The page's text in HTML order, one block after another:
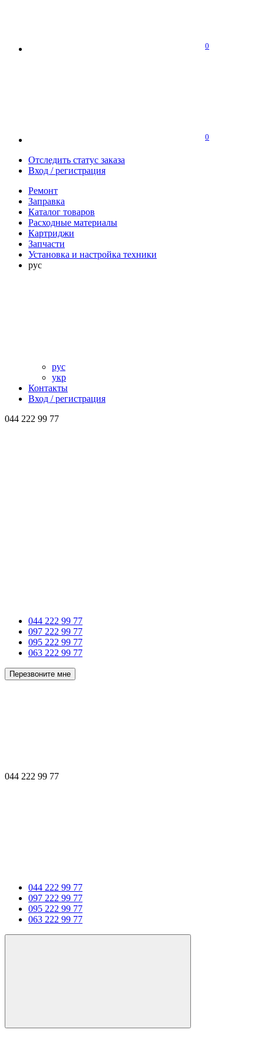
0
0
Отследить статус заказа
Вход / регистрация
Ремонт
Заправка
Каталог товаров
Расходные материалы
Картриджи
Запчасти
Установка и настройка техники
рус
рус
укр
Контакты
Вход / регистрация
044 222 99 77
044 222 99 77
097 222 99 77
095 222 99 77
063 222 99 77
Перезвоните мне
044 222 99 77
044 222 99 77
097 222 99 77
095 222 99 77
063 222 99 77